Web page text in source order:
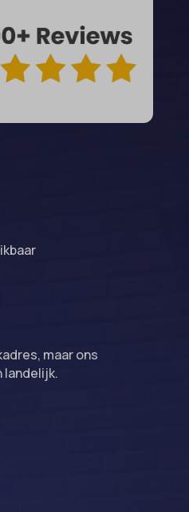
maar ons
landelijk.